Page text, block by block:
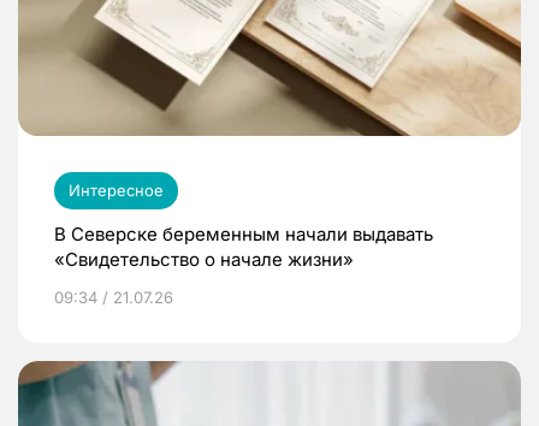
Интересное
В Северске беременным начали выдавать
«Свидетельство о начале жизни»
09:34 / 21.07.26